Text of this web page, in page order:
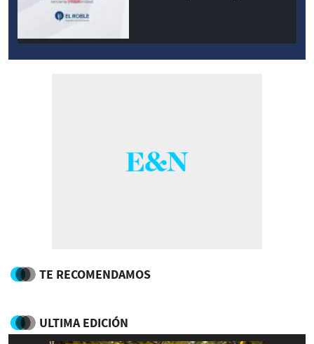
TE RECOMENDAMOS
ULTIMA EDICIÓN